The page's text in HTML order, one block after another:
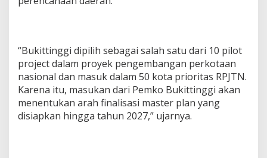
“Bukittinggi dipilih sebagai salah satu dari 10 pilot
project dalam proyek pengembangan perkotaan
nasional dan masuk dalam 50 kota prioritas RPJTN.
Karena itu, masukan dari Pemko Bukittinggi akan
menentukan arah finalisasi master plan yang
disiapkan hingga tahun 2027,” ujarnya.